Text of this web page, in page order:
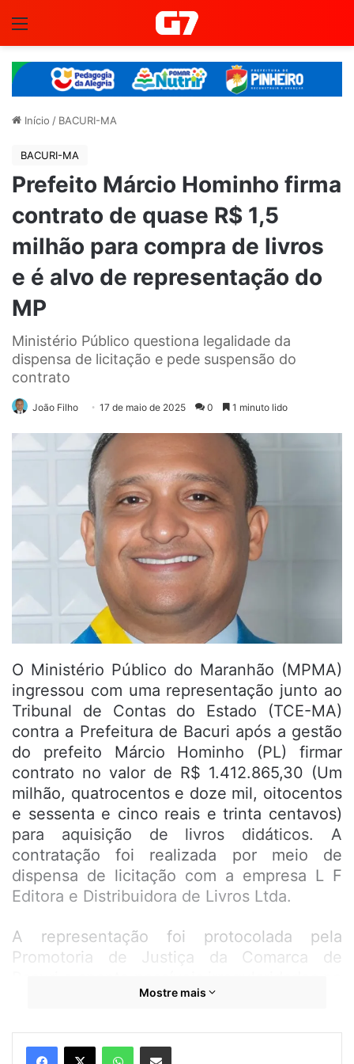
Início / BACURI-MA
BACURI-MA
Prefeito Márcio Hominho firma
contrato de quase R$ 1,5
milhão para compra de livros
e é alvo de representação do
MP
Ministério Público questiona legalidade da
dispensa de licitação e pede suspensão do
contrato
João Filho 17 de maio de 2025 0 1 minuto lido
O Ministério Público do Maranhão (MPMA)
ingressou com uma representação junto ao
Tribunal de Contas do Estado (TCE-MA)
contra a Prefeitura de Bacuri após a gestão
do prefeito Márcio Hominho (PL) firmar
contrato no valor de R$ 1.412.865,30 (Um
milhão, quatrocentos e doze mil, oitocentos
e sessenta e cinco reais e trinta centavos)
para aquisição de livros didáticos. A
contratação foi realizada por meio de
dispensa de licitação com a empresa L F
Editora e Distribuidora de Livros Ltda.
A representação foi protocolada pela
Promotoria de Justiça da Comarca de
processo de contratação, como ausência de
exigida pela legislação. Segundo o
promotor de Justiça Igor Adriano Trinta
Mostre mais